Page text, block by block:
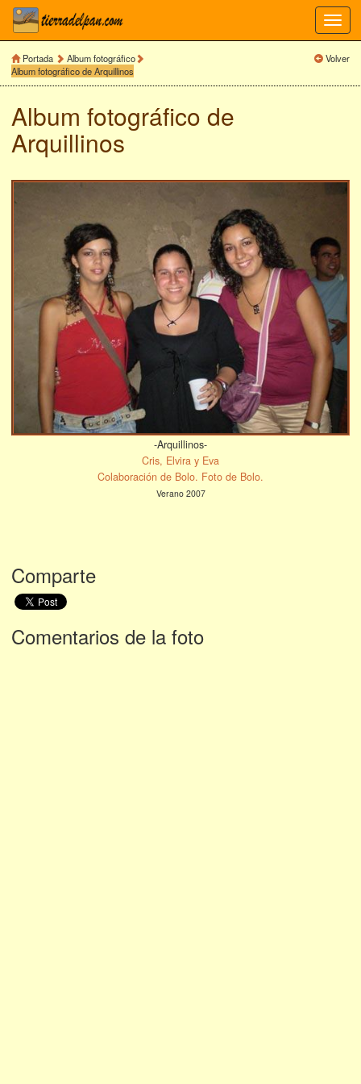
Portada
Album fotográfico
Album fotográfico de Arquillinos
Volver
Album fotográfico de
Arquillinos
-Arquillinos-
Cris, Elvira y Eva
Colaboración de Bolo. Foto de Bolo.
Verano 2007
Comparte
Comentarios de la foto